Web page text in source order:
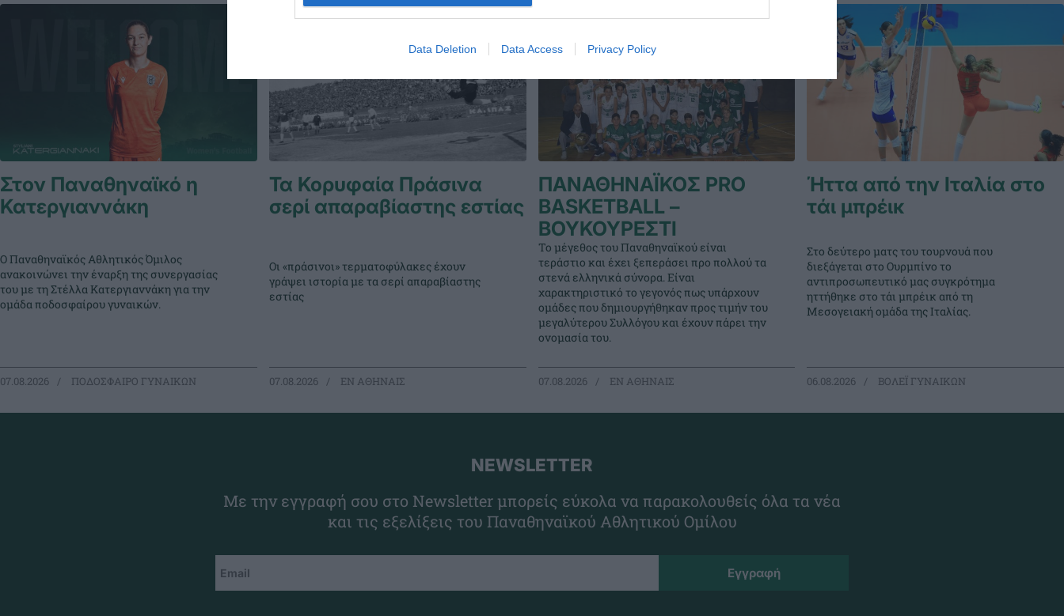
Data Deletion Data Access Privacy Policy
Στον Παναθηναϊκό η
Κατεργιαννάκη
Ο Παναθηναϊκός Αθλητικός Όμιλος
ανακοινώνει την έναρξη της συνεργασίας
του με τη Στέλλα Κατεργιαννάκη για την
ομάδα ποδοσφαίρου γυναικών.
07.08.2026 ΠΟΔΟΣΦΑΙΡΟ ΓΥΝΑΙΚΩΝ
Τα Κορυφαία Πράσινα
σερί απαραβίαστης εστίας
Οι «πράσινοι» τερματοφύλακες έχουν
γράψει ιστορία με τα σερί απαραβίαστης
εστίας
07.08.2026 EΝ ΑΘΗΝΑΙΣ
ΠΑΝΑΘΗΝΑΪΚΟΣ PRO
BASKETBALL –
ΒΟΥΚΟΥΡΕΣΤΙ
Το μέγεθος του Παναθηναϊκού είναι
τεράστιο και έχει ξεπεράσει προ πολλού τα
στενά ελληνικά σύνορα. Είναι
χαρακτηριστικό το γεγονός πως υπάρχουν
ομάδες που δημιουργήθηκαν προς τιμήν του
μεγαλύτερου Συλλόγου και έχουν πάρει την
ονομασία του.
07.08.2026 EΝ ΑΘΗΝΑΙΣ
Ήττα από την Ιταλία στο
τάι μπρέικ
Στο δεύτερο ματς του τουρνουά που
διεξάγεται στο Ουρμπίνο το
αντιπροσωπευτικό μας συγκρότημα
ηττήθηκε στο τάι μπρέικ από τη
Μεσογειακή ομάδα της Ιταλίας.
06.08.2026 ΒΟΛΕΪ ΓΥΝΑΙΚΩΝ
NEWSLETTER
Με την εγγραφή σου στο Newsletter μπορείς εύκολα να παρακολουθείς όλα τα νέα
και τις εξελίξεις του Παναθηναϊκού Αθλητικού Ομίλου